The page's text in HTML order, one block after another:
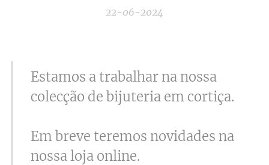
22-06-2024
Estamos a trabalhar na nossa
colecção de bijuteria em cortiça.
Em breve teremos novidades na
nossa loja online.